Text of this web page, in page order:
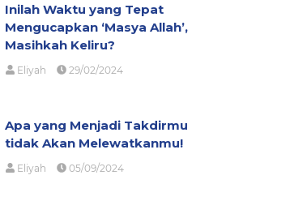
Inilah Waktu yang Tepat
Mengucapkan ‘Masya Allah’,
Masihkah Keliru?
Eliyah 29/02/2024
Apa yang Menjadi Takdirmu
tidak Akan Melewatkanmu!
Eliyah 05/09/2024